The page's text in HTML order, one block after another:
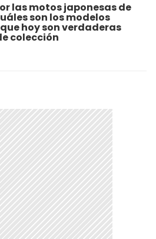
las motos japonesas de
son los modelos
hoy son verdaderas
colección